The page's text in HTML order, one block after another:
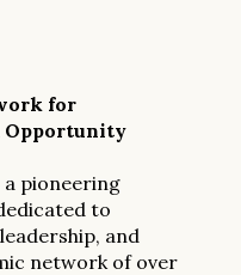
for
Opportunity
a pioneering
to
and
network of over